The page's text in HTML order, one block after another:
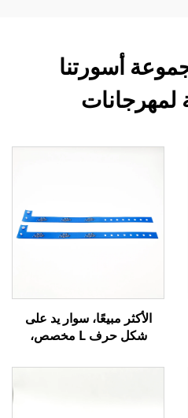
أسورتنا
الأكثر مبيعًا، سوار يد على
شكل حرف L مخصص،
منسوج من الساتان